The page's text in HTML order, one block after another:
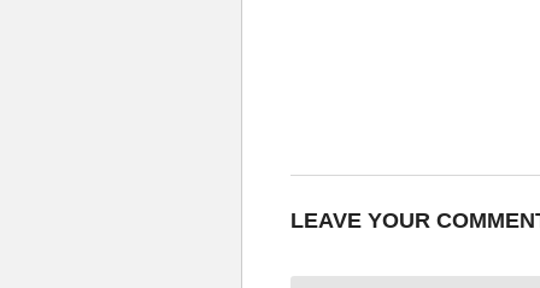
LEAVE YOUR